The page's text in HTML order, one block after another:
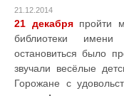
21.12.2014
21 декабря пройти
библиотеки
остановиться было
звучали весёлые
Горожане с